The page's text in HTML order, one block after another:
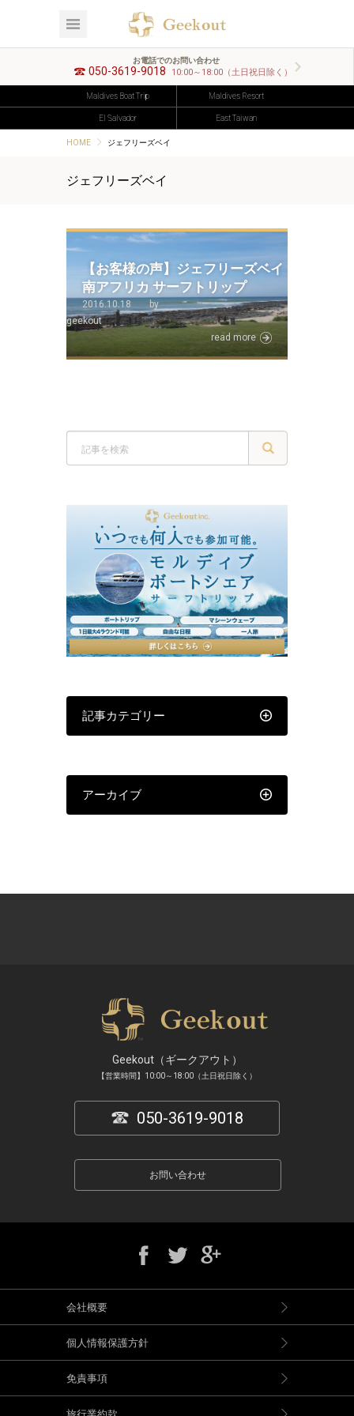
お電話でのお問い合わせ
050-3619-9018 10:00～18:00（土日祝日除く）
Maldives Boat Trip Maldives Resort
El Salvador East Taiwan
HOME ジェフリーズベイ
ジェフリーズベイ
【お客様の声】ジェフリーズベイ
南アフリカ サーフトリップ
2016.10.18
by
geekout
read more
記事カテゴリー
アーカイブ
Geekout（ギークアウト）
【営業時間】10:00～18:00（土日祝日除く）
050-3619-9018
お問い合わせ
会社概要
個人情報保護方針
免責事項